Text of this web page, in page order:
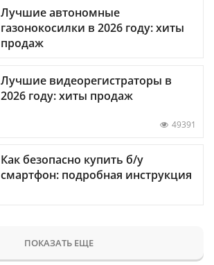
Лучшие автономные
газонокосилки в 2026 году: хиты
продаж
Лучшие видеорегистраторы в
2026 году: хиты продаж
49391
Как безопасно купить б/у
смартфон: подробная инструкция
ПОКАЗАТЬ ЕЩЕ